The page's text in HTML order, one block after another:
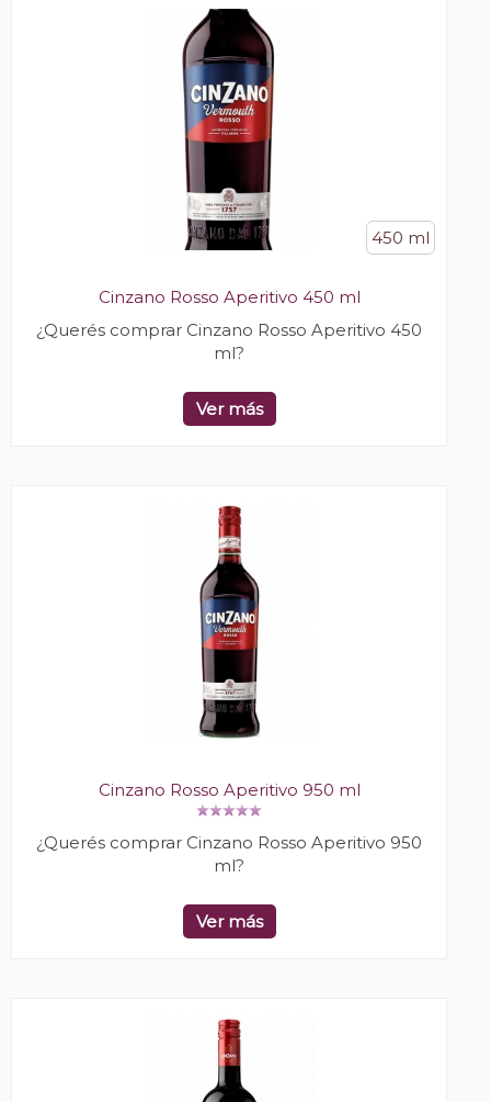
450 ml
Cinzano Rosso Aperitivo 450 ml
¿Querés comprar Cinzano Rosso Aperitivo 450
ml?
Ver más
Cinzano Rosso Aperitivo 950 ml
¿Querés comprar Cinzano Rosso Aperitivo 950
ml?
Ver más